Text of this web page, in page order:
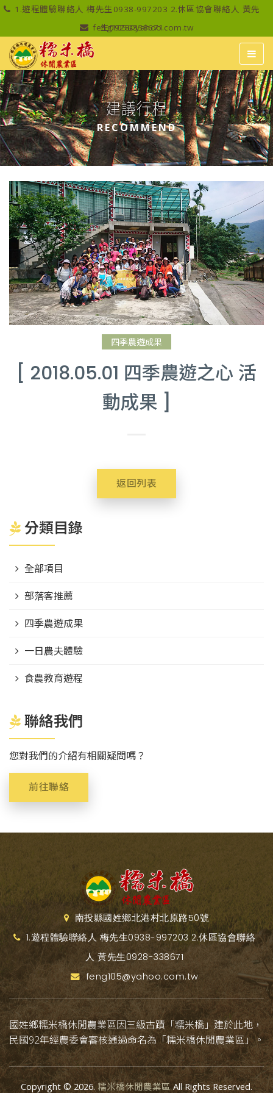
1.遊程體驗聯絡人 梅先生0938-997203 2.休區協會聯絡人 黃先
生0928-338671
feng105@yahoo.com.tw
建議行程
RECOMMEND
四季農遊成果
[ 2018.05.01 四季農遊之心 活
動成果 ]
返回列表
分類目錄
全部項目
部落客推薦
四季農遊成果
一日農夫體驗
食農教育遊程
聯絡我們
您對我們的介紹有相關疑問嗎？
前往聯絡
南投縣國姓鄉北港村北原路50號
1.遊程體驗聯絡人 梅先生0938-997203 2.休區協會聯絡
人 黃先生0928-338671
feng105@yahoo.com.tw
國姓鄉糯米橋休閒農業區因三級古蹟「糯米橋」建於此地，
民國92年經農委會審核通過命名為「糯米橋休閒農業區」。
Copyright © 2026. 糯米橋休閒農業區 All Rights Reserved.